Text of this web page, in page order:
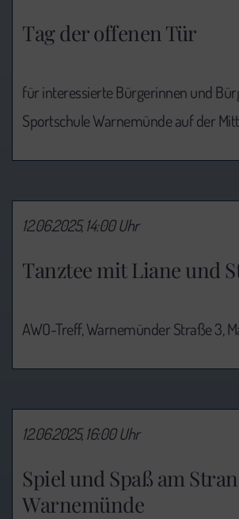
Tag der offenen Tür
für interessierte Bürgerinnen und
Sportschule Warnemünde auf der
Tanztee mit Liane und
12.06.2025, 14:00 Uhr
AWO-Treff, Warnemünder Straße 3,
Spiel und Spaß am
Warnemünde
12.06.2025, 16:00 Uhr